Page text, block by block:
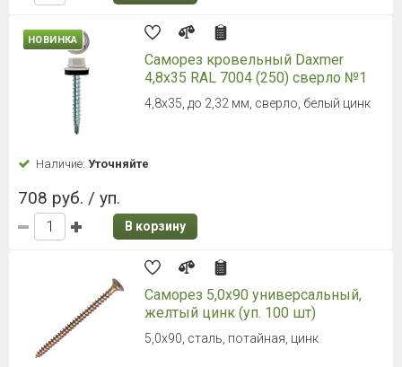
НОВИНКА
Саморез кровельный Daxmer
4,8х35 RAL 7004 (250) сверло №1
4,8х35, до 2,32 мм, сверло, белый цинк
Наличие: Уточняйте
708 руб. / уп.
В корзину
Саморез 5,0х90 универсальный,
желтый цинк (уп. 100 шт)
5,0х90, сталь, потайная, цинк